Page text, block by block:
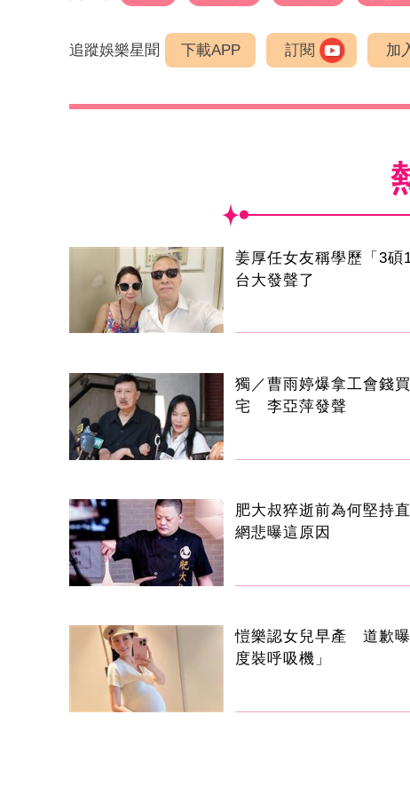
追蹤娛樂星聞 下載APP 訂閱 加
姜厚任女友稱學歷「3碩1
台大發聲了
獨／曹雨婷爆拿工會錢
宅 李亞萍發聲
肥大叔猝逝前為何堅持
網悲曝這原因
愷樂認女兒早產 道歉
度裝呼吸機」